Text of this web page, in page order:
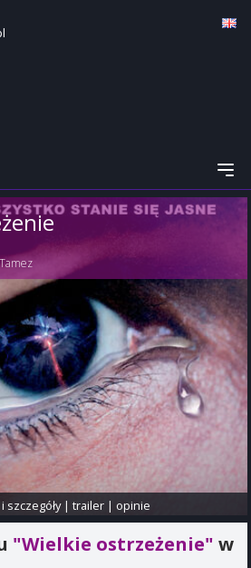
szczegóły|trailer |opinie
"Wielkie ostrzeżenie" w